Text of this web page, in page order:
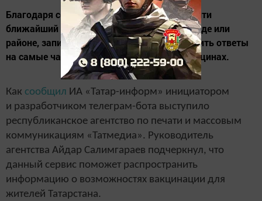
Благодаря сервису татарстанцы смогут найти
ближайший пункт вакцинации в своем городе или
районе, записаться на вакцинацию и получить ответы
на самые часто задаваемые вопросы о вакцинах.
Как сообщил ИА «Татар-информ» инициатором
и разработчиком телеграм-бота выступило
республиканское агентство по печати и массовым
коммуникациям «Татмедиа». Руководитель
агентства Айдар Салимгараев подчеркнул, что
данный сервис поможет распространить
информацию о возможностях вакцинации для
жителей Татарстана.